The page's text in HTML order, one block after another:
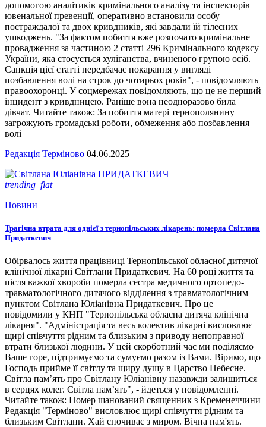
допомогою аналітиків кримінального аналізу та інспекторів
ювенальної превенції, оперативно встановили особу
постраждалої та двох кривдників, які завдали їй тілесних
ушкоджень. "За фактом побиття вже розпочато кримінальне
провадження за частиною 2 статті 296 Кримінального кодексу
України, яка стосується хуліганства, вчиненого групою осіб.
Санкція цієї статті передбачає покарання у вигляді
позбавлення волі на строк до чотирьох років", - повідомляють
правоохоронці. У соцмережах повідомляють, що це не перший
інцидент з кривдницею. Раніше вона неодноразово била
дівчат. Читайте також: За побиття матері тернополянину
загрожують громадські роботи, обмеження або позбавлення
волі
Редакція Терміново 04.06.2025
trending_flat
Новини
Трагічна втрата для однієї з тернопільських лікарень: померла Світлана
Придаткевич
Обірвалось життя працівниці Тернопільської обласної дитячої
клінічної лікарні Світлани Придаткевич. На 60 році життя та
після важкої хвороби померла сестра медичного ортопедо-
травматологічного дитячого відділення з травматологічним
пунктом Світлана Юліанівна Придаткевич. Про це
повідомили у КНП "Тернопільська обласна дитяча клінічна
лікарня". "Адміністрація та весь колектив лікарні висловлює
щирі співчуття рідним та близьким з приводу непоправної
втрати близької людини. У цей скорботний час ми поділяємо
Ваше горе, підтримуємо та сумуємо разом із Вами. Віримо, що
Господь прийме її світлу та щиру душу в Царство Небесне.
Світла пам’ять про Світлану Юліанівну назавжди залишиться
в серцях колег. Світла пам’ять", - йдеться у повідомленні.
Читайте також: Помер шанований священник з Кременеччини
Редакція "Терміново" висловлює щирі співчуття рідним та
близьким Світлани. Хай спочиває з миром. Вічна пам'ять.